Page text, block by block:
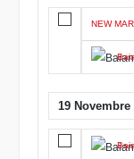
NEW
19 Novembre